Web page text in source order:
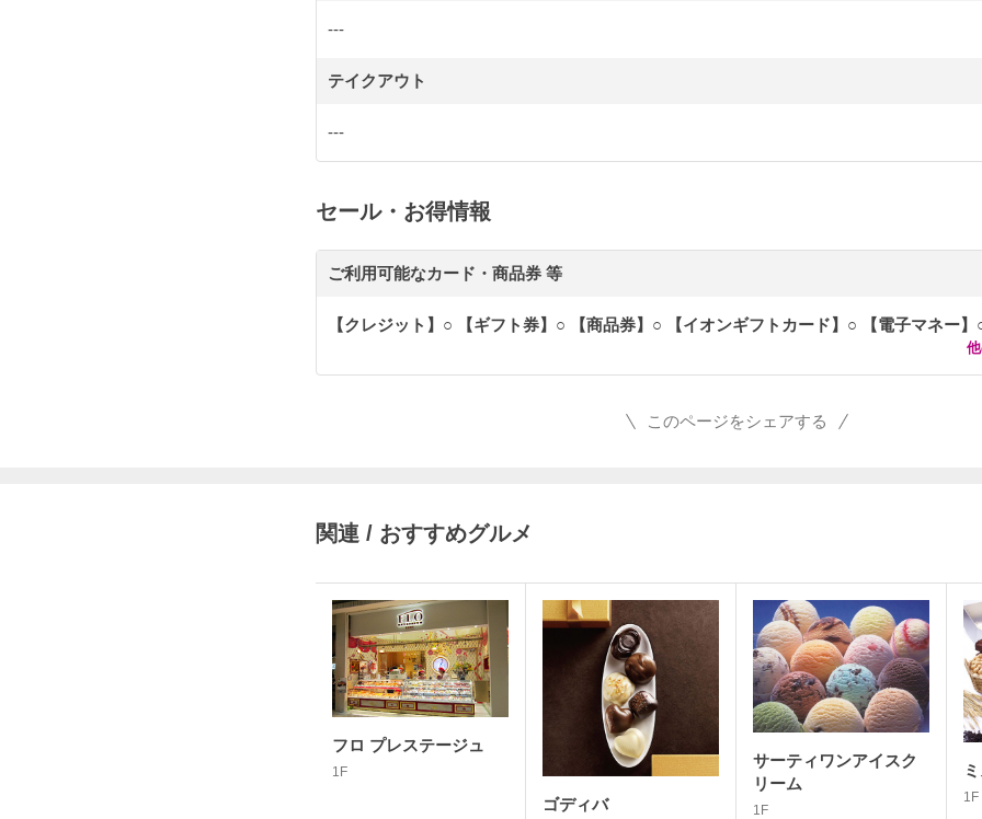
---
テイクアウト
---
セール・お得情報
ご利用可能なカード・商品券 等
【クレジット】○ 【ギフト券】○ 【商品券】○ 【イオンギフトカード】○ 【電子マネー】
このページをシェアする
関連 / おすすめグルメ
フロ プレステージュ
1F
ゴディバ
サーティワンアイスク
リーム
1F
1F